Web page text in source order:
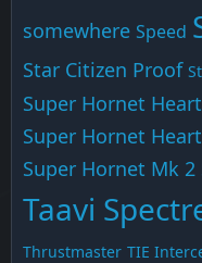
somewhere Speed
Star Citizen Proof
Super Hornet
Super Hornet
Super Hornet Mk 2
Taavi
Thrustmaster TIE